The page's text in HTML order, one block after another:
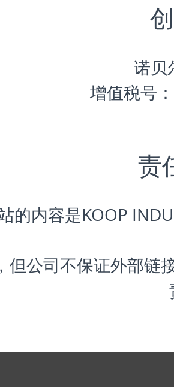
诺贝
增值税号
责
的内容是KOOP
但公司不保证外部链